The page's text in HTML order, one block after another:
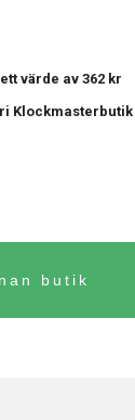
värde av 362 kr
Klockmasterbutik